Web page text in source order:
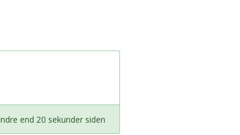
end 20 sekunder siden